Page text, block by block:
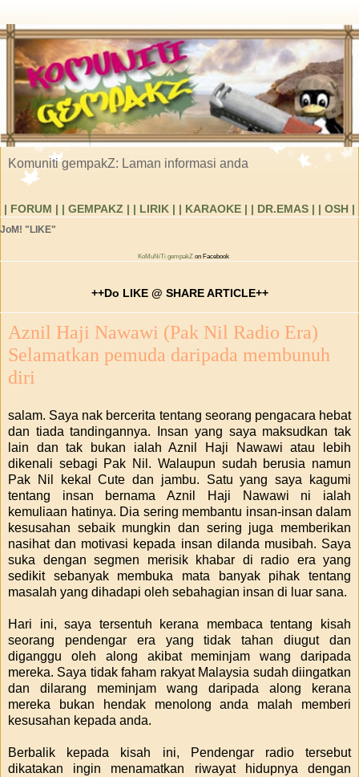
Komuniti gempakZ: Laman informasi anda
| FORUM | | GEMPAKZ | | LIRIK | | KARAOKE | | DR.EMAS | | OSH |
JoM! "LIKE"
KoMuNiTi gempakZ on Facebook
++Do LIKE @ SHARE ARTICLE++
Aznil Haji Nawawi (Pak Nil Radio Era)
Selamatkan pemuda daripada membunuh
diri
salam. Saya nak bercerita tentang seorang pengacara hebat
dan tiada tandingannya. Insan yang saya maksudkan tak
lain dan tak bukan ialah Aznil Haji Nawawi atau lebih
dikenali sebagi Pak Nil. Walaupun sudah berusia namun
Pak Nil kekal Cute dan jambu. Satu yang saya kagumi
tentang insan bernama Aznil Haji Nawawi ni ialah
kemuliaan hatinya. Dia sering membantu insan-insan dalam
kesusahan sebaik mungkin dan sering juga memberikan
nasihat dan motivasi kepada insan dilanda musibah. Saya
suka dengan segmen merisik khabar di radio era yang
sedikit sebanyak membuka mata banyak pihak tentang
masalah yang dihadapi oleh sebahagian insan di luar sana.
Hari ini, saya tersentuh kerana membaca tentang kisah
seorang pendengar era yang tidak tahan diugut dan
diganggu oleh along akibat meminjam wang daripada
mereka. Saya tidak faham rakyat Malaysia sudah diingatkan
dan dilarang meminjam wang daripada along kerana
mereka bukan hendak menolong anda malah memberi
kesusahan kepada anda.
Berbalik kepada kisah ini, Pendengar radio tersebut
dikatakan ingin menamatkan riwayat hidupnya dengan